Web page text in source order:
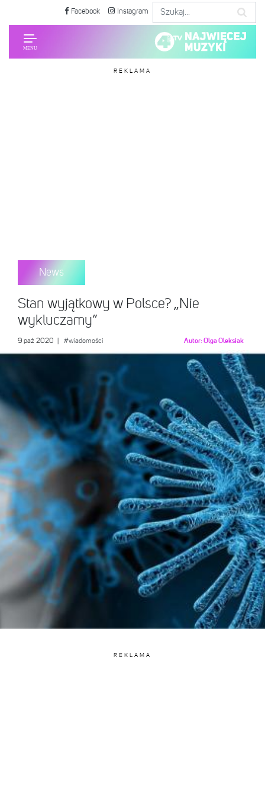
Facebook Instagram
REKLAMA
News
Stan wyjątkowy w Polsce? „Nie
wykluczamy”
9 paź 2020 #wiadomości Autor:Olga Oleksiak
REKLAMA